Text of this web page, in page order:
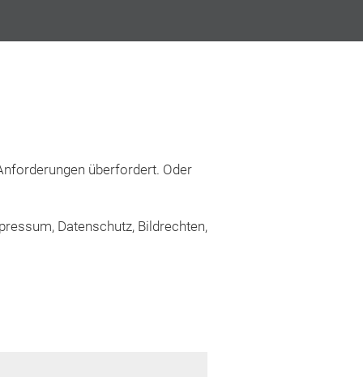
überfordert. Oder
Datenschutz, Bildrechten,